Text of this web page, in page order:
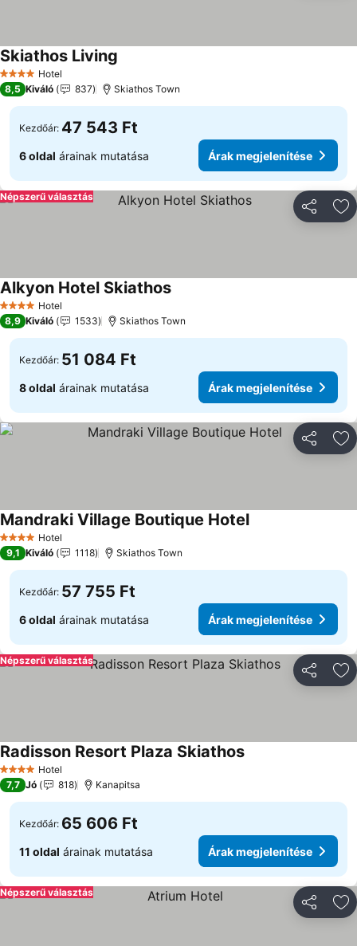
4 KategóriaHotel
Skiathos Living
8,5 Kiváló 837 Skiathos Town
Kezdőár: 47 543 Ft
6 oldal árainak mutatása Árak megjelenítése
Népszerű választás
4 KategóriaHotel
Alkyon Hotel Skiathos
8,9 Kiváló 1533 Skiathos Town
Kezdőár: 51 084 Ft
8 oldal árainak mutatása Árak megjelenítése
4 KategóriaHotel
Mandraki Village Boutique Hotel
9,1 Kiváló 1118 Skiathos Town
Kezdőár: 57 755 Ft
6 oldal árainak mutatása Árak megjelenítése
Népszerű választás
4 KategóriaHotel
Radisson Resort Plaza Skiathos
7,7 Jó 818 Kanapitsa
Kezdőár: 65 606 Ft
11 oldal árainak mutatása Árak megjelenítése
Népszerű választás